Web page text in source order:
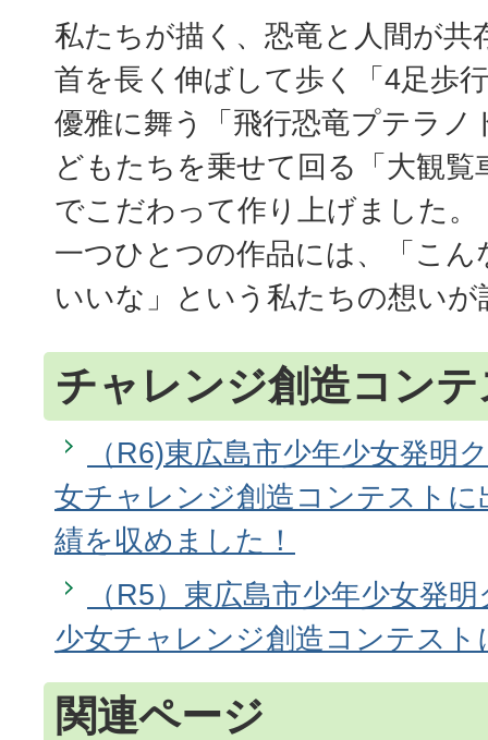
私たちが描く、恐竜と人間が共
首を長く伸ばして歩く「4足歩
優雅に舞う「飛行恐竜プテラノ
どもたちを乗せて回る「大観覧
でこだわって作り上げました。
一つひとつの作品には、「こ
いいな」という私たちの想い
チャレンジ創造コン
（R6)東広島市少年少女発明
女チャレンジ創造コンテストに
績を収めました！
（R5）東広島市少年少女発
少女チャレンジ創造コンテス
関連ページ